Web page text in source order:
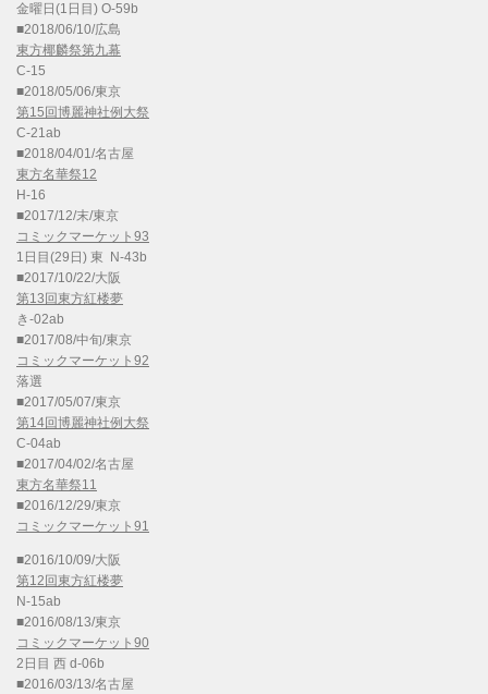
金曜日(1日目) O-59b
■2018/06/10/広島
東方椰麟祭第九幕
C-15
■2018/05/06/東京
第15回博麗神社例大祭
C-21ab
■2018/04/01/名古屋
東方名華祭12
H-16
■2017/12/末/東京
コミックマーケット93
1日目(29日) 東 N-43b
■2017/10/22/大阪
第13回東方紅楼夢
き-02ab
■2017/08/中旬/東京
コミックマーケット92
落選
■2017/05/07/東京
第14回博麗神社例大祭
C-04ab
■2017/04/02/名古屋
東方名華祭11
■2016/12/29/東京
コミックマーケット91
■2016/10/09/大阪
第12回東方紅楼夢
N-15ab
■2016/08/13/東京
コミックマーケット90
2日目 西 d-06b
■2016/03/13/名古屋